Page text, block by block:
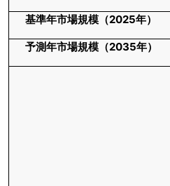
基準年市場規模（2025年）
予測年市場規模（2035年）